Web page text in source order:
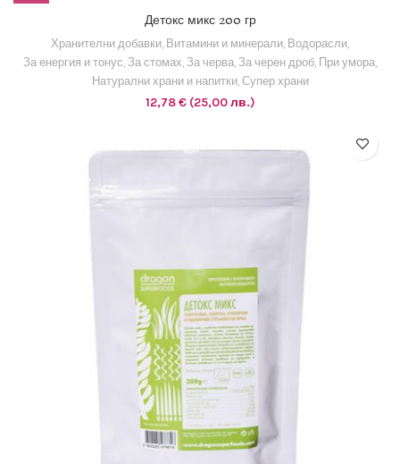
Детокс микс 200 гр
Хранителни добавки Витамини и минерали Водорасли
За енергия и тонус За стомах За черва За черен дроб При умора
Натурални храни и напитки, Супер храни
12,78€(25,00 лв.)